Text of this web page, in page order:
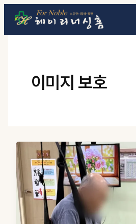
콘텐츠로 건너뛰기
이미지 보호